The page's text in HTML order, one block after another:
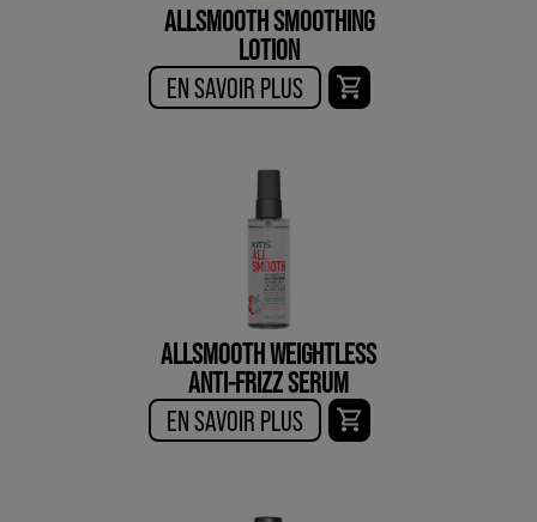
ALLSMOOTH SMOOTHING
LOTION
EN SAVOIR PLUS
ALLSMOOTH WEIGHTLESS
ANTI-FRIZZ SERUM
EN SAVOIR PLUS